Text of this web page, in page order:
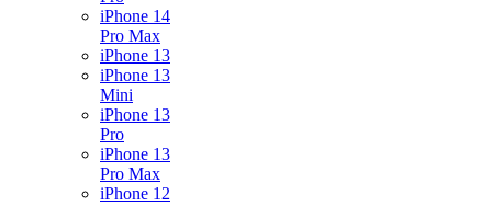
iPhone 14
Pro Max
iPhone 13
iPhone 13
Mini
iPhone 13
Pro
iPhone 13
Pro Max
iPhone 12